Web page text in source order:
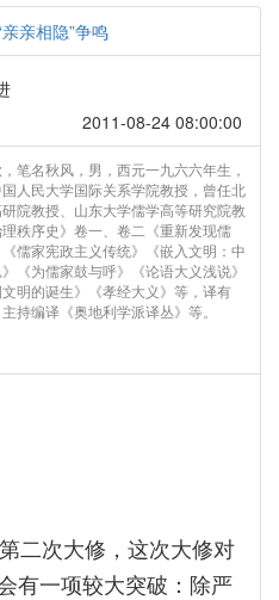
亲相隐”争鸣
2011-08-24 08:00:00
，笔名秋风，男，西元一九六六年生，
国人民大学国际关系学院教授，曾任北
院教授、山东大学儒学高等研究院教
秩序史》卷一、卷二《重新发现儒
儒家宪政主义传统》《嵌入文明：中
》《为儒家鼓与呼》《论语大义浅说》
文明的诞生》《孝经大义》等，译有
持编译《奥地利学派译丛》等。
二次大修，这次大修对
有一项较大突破：除严